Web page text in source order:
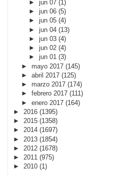
►jun 07(1)
►jun 06(5)
►jun 05(4)
►jun 04(13)
►jun 03(4)
►jun 02(4)
►jun 01(3)
► mayo 2017 (145)
► abril 2017 (125)
► marzo 2017 (174)
► febrero 2017 (111)
► enero 2017 (164)
► 2016 (1395)
► 2015 (1358)
► 2014 (1697)
► 2013 (1854)
► 2012 (1678)
► 2011 (975)
► 2010 (1)